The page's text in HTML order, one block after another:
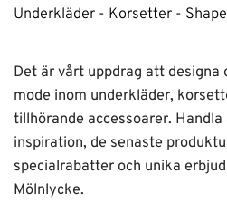
Underkläder - Korsetter -
Det är vårt uppdrag att
mode inom underkläder,
tillhörande accessoarer.
inspiration, de senaste
specialrabatter och unika
Mölnlycke.